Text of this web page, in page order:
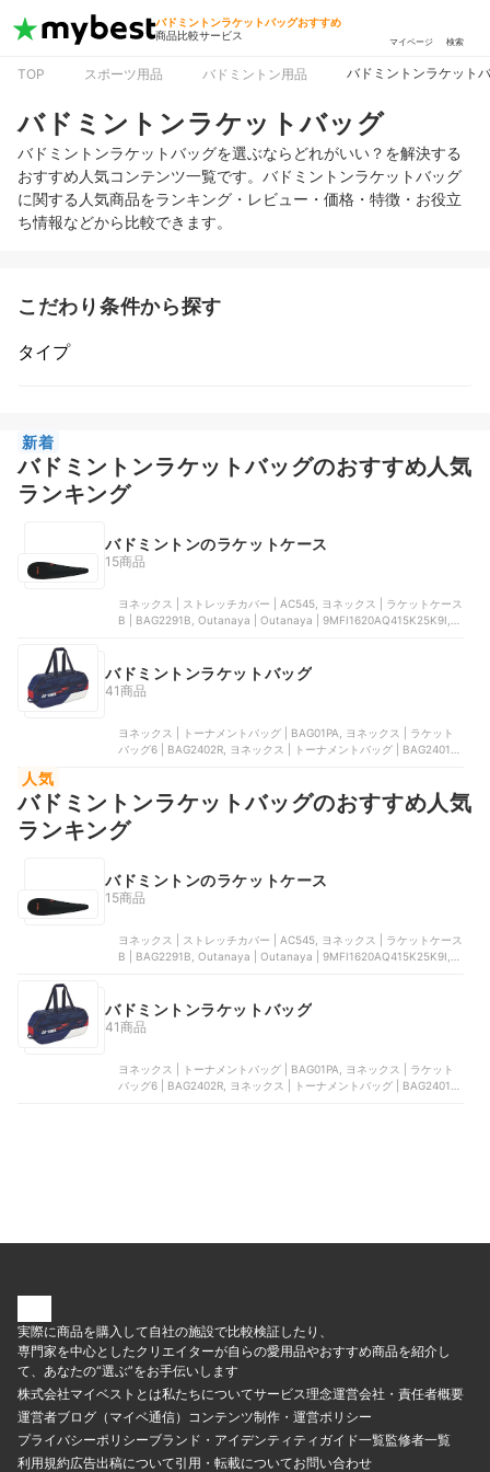
バドミントンラケットバッグおすすめ
商品比較サービス
マイページ 検索
TOP スポーツ用品 バドミントン用品 バドミントンラケット
バドミントンラケットバッグ
バドミントンラケットバッグを選ぶならどれがいい？を解決する
おすすめ人気コンテンツ一覧です。バドミントンラケットバッグ
に関する人気商品をランキング・レビュー・価格・特徴・お役立
ち情報などから比較できます。
こだわり条件から探す
タイプ
新着
バドミントンラケットバッグのおすすめ人気
ランキング
バドミントンのラケットケース
15商品
ヨネックス | ストレッチカバー | AC545, ヨネックス | ラケットケース
B | BAG2291B, Outanaya | Outanaya | 9MFI1620AQ415K25K9I,
バドミントンラケットバッグ
41商品
ヨネックス | トーナメントバッグ | BAG01PA, ヨネックス | ラケット
バッグ6 | BAG2402R, ヨネックス | トーナメントバッグ | BAG2401W,
人気
バドミントンラケットバッグのおすすめ人気
ランキング
バドミントンのラケットケース
15商品
ヨネックス | ストレッチカバー | AC545, ヨネックス | ラケットケース
B | BAG2291B, Outanaya | Outanaya | 9MFI1620AQ415K25K9I,
バドミントンラケットバッグ
41商品
ヨネックス | トーナメントバッグ | BAG01PA, ヨネックス | ラケット
バッグ6 | BAG2402R, ヨネックス | トーナメントバッグ | BAG2401W,
実際に商品を購入して自社の施設で比較検証したり、
専門家を中心としたクリエイターが自らの愛用品やおすすめ商品を紹介し
て、あなたの“選ぶ”をお手伝いします
株式会社マイベストとは私たちについてサービス理念運営会社・責任者概要
運営者ブログ（マイベ通信） コンテンツ制作・運営ポリシー
プライバシーポリシーブランド・アイデンティティ ガイド一覧監修者一覧
利用規約広告出稿について引用・転載についてお問い合わせ